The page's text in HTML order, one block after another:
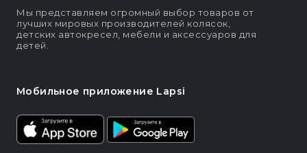
Мы представляем огромный выбор товаров от
лучших мировых производителей колясок,
детских автокресел, мебели и аксессуаров для
детей.
Мобильное приложение Lapsi